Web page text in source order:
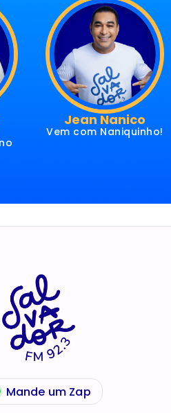
Jean Nanico
Vem com Naniquinho!
Mande um Zap